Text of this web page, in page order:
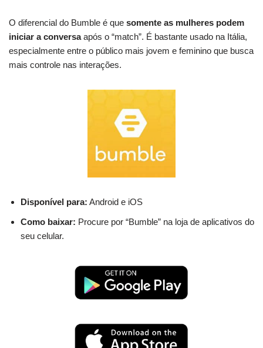
O diferencial do Bumble é que somente as mulheres podem
iniciar a conversaapós o “match”. É bastante usado na Itália,
especialmente entre o público mais jovem e feminino que busca
mais controle nas interações.
Disponível para: Android e iOS
Como baixar: Procure por “Bumble” na loja de aplicativos do
seu celular.